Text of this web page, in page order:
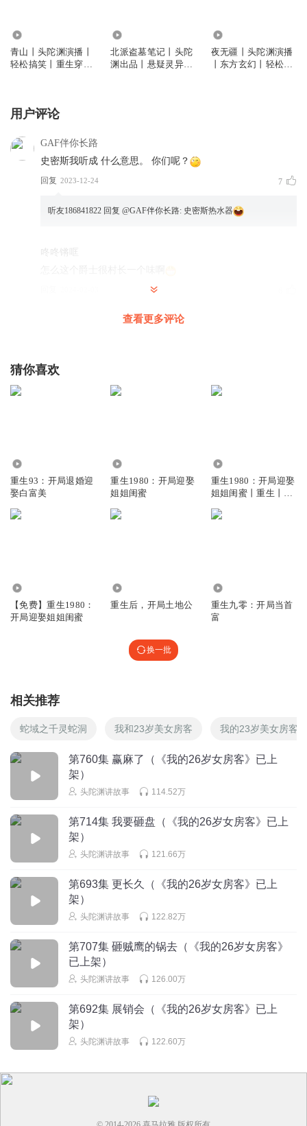
青山丨头陀渊演播丨
轻松搞笑丨重生穿越
北派盗墓笔记丨头陀
渊出品丨悬疑灵异丨
夜无疆丨头陀渊演播
丨东方玄幻丨轻松搞
用户评论
GAF伴你长路
史密斯我听成 什么意思。 你们呢？
回复 2023-12-24 7
听友186841822 回复 @GAF伴你长路: 史密斯热水器
咚咚锵哐
回复
陈浩南，乌鸦，山鸡，包皮在上学。大B，大傻，在修车。小
马哥在刷盘子，秋生在开出租车
回复
1379691yvaf
匹夫速更
这黄立行是真悲催，每次需要人头的时候，就有他一个
黄立行的形象第一时间让我想起狂飙里面的蒋天
听友285127246
有点事就要拿捏一下老黄
2024-03-28
听友215046927
不是已经完结的书，怎么就没了
回复
琛哥_yi回复 @ 听友215046927 小说还没有更完
查看更多评论
猜你喜欢
重生93：开局退婚迎
娶白富美
重生1980：开局迎娶
姐姐闺蜜
重生1980：开局迎娶
姐姐闺蜜丨重生丨无
【免费】重生1980：
开局迎娶姐姐闺蜜
重生后，开局土地公
重生九零：开局当首
富
换一批
相关推荐
蛇域之千灵蛇洞 我和23岁美女房客 我的23岁美女房客
第760集 赢麻了（《我的26岁女房客》已上
架）
头陀渊讲故事 114.52万
第714集 我要砸盘（《我的26岁女房客》已上
架）
头陀渊讲故事 121.66万
第693集 更长久（《我的26岁女房客》已上
架）
头陀渊讲故事 122.82万
第707集 砸贼鹰的锅去（《我的26岁女房客》
已上架）
头陀渊讲故事 126.00万
第692集 展销会（《我的26岁女房客》已上
架）
头陀渊讲故事 122.60万